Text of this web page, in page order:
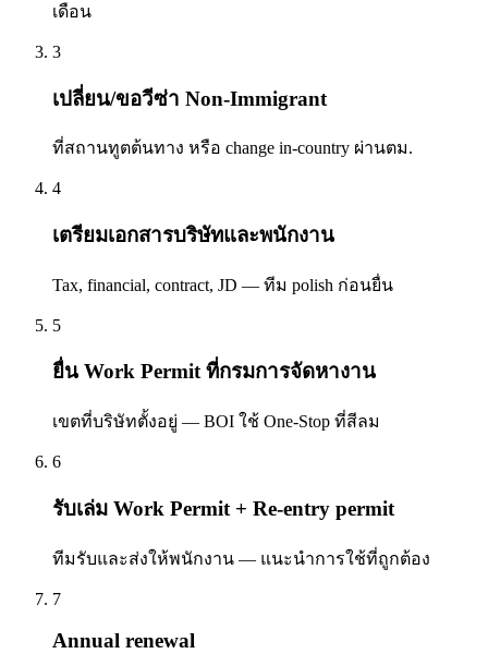
เดือน
3
เปลี่ยน/ขอวีซ่า Non-Immigrant
ที่สถานทูตต้นทาง หรือ change in-country ผ่านตม.
4
เตรียมเอกสารบริษัทและพนักงาน
Tax, financial, contract, JD — ทีม polish ก่อนยื่น
5
ยื่น Work Permit ที่กรมการจัดหางาน
เขตที่บริษัทตั้งอยู่ — BOI ใช้ One-Stop ที่สีลม
6
รับเล่ม Work Permit + Re-entry permit
ทีมรับและส่งให้พนักงาน — แนะนำการใช้ที่ถูกต้อง
7
Annual renewal